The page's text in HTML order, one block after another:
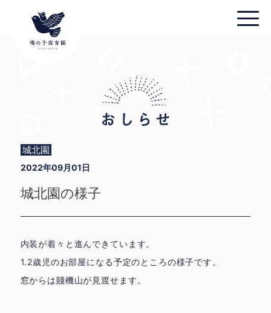
城北園
2022年09月01日
城北園の様子
内装が着々と進んできています。
1.2歳児のお部屋になる予定のところの様子です。
窓からは賤機山が見渡せます。